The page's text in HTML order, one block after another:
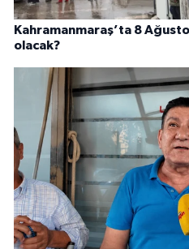
Kahramanmaraş’ta 8
olacak?